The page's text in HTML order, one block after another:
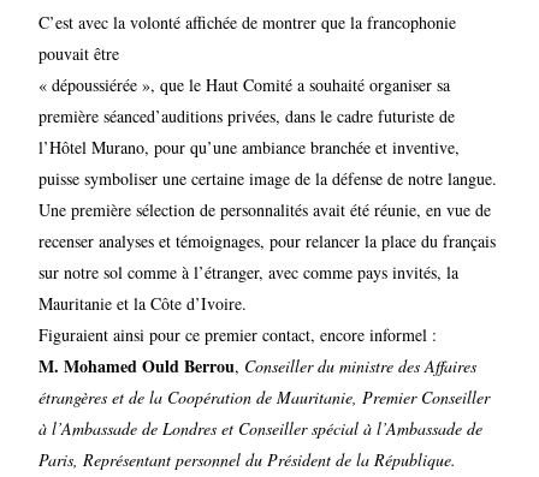
C’est avec la volonté affichée de montrer que la francophonie
pouvait être
« dépoussiérée », que le Haut Comité a souhaité organiser sa
première séanced’auditions privées, dans le cadre futuriste de
l’Hôtel Murano, pour qu’une ambiance branchée et inventive,
puisse symboliser une certaine image de la défense de notre langue.
Une première sélection de personnalités avait été réunie, en vue de
recenser analyses et témoignages, pour relancer la place du français
sur notre sol comme à l’étranger, avec comme pays invités, la
Mauritanie et la Côte d’Ivoire.
Figuraient ainsi pour ce premier contact, encore informel :
M. Mohamed Ould Berrou, Conseiller du ministre des Affaires
étrangères et de la Coopération de Mauritanie, Premier Conseiller
à l’Ambassade de Londres et Conseiller spécial à l’Ambassade de
Paris, Représentant personnel du Président de la République.